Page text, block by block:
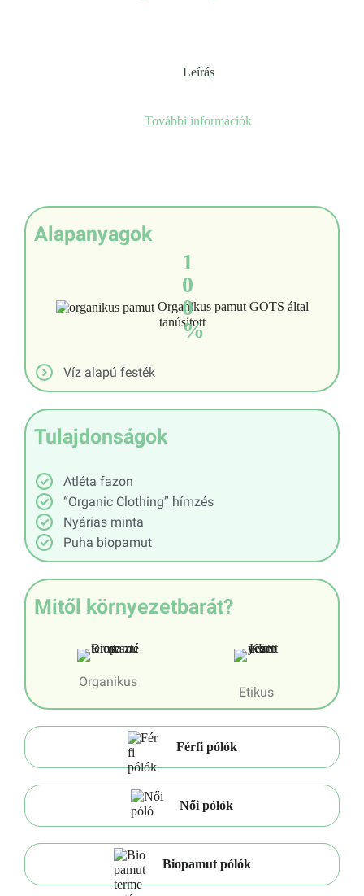
Leírás
További információk
Alapanyagok
1
0
0
%
Organikus pamut GOTS által
tanúsított
Víz alapú festék
Tulajdonságok
Atléta fazon
“Organic Clothing” hímzés
Nyárias minta
Puha biopamut
Mitől környezetbarát?
Organikus
Etikus
Férfi pólók
Női pólók
Biopamut pólók